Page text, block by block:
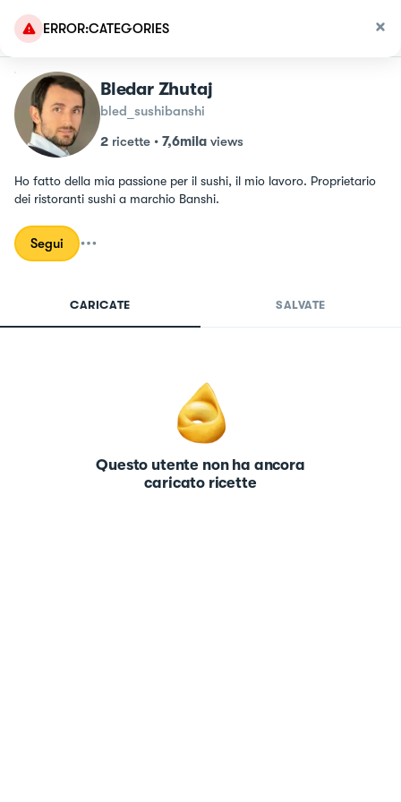
ERROR:CATEGORIES
Bledar Zhutaj
bled_sushibanshi
2 ricette • 7,6mila views
Ho fatto della mia passione per il sushi, il mio lavoro. Proprietario
dei ristoranti sushi a marchio Banshi.
Segui
CARICATE SALVATE
Questo utente non ha ancora
caricato ricette